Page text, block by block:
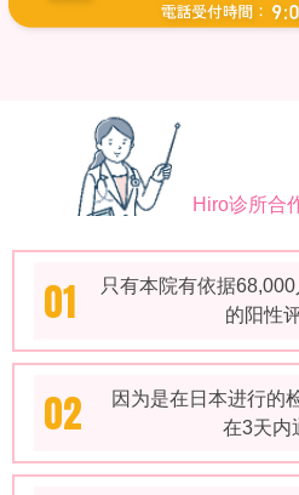
Hiro诊所合
01
只有本院有依据
的阳性
02
因为是在日本进行的
在3天内